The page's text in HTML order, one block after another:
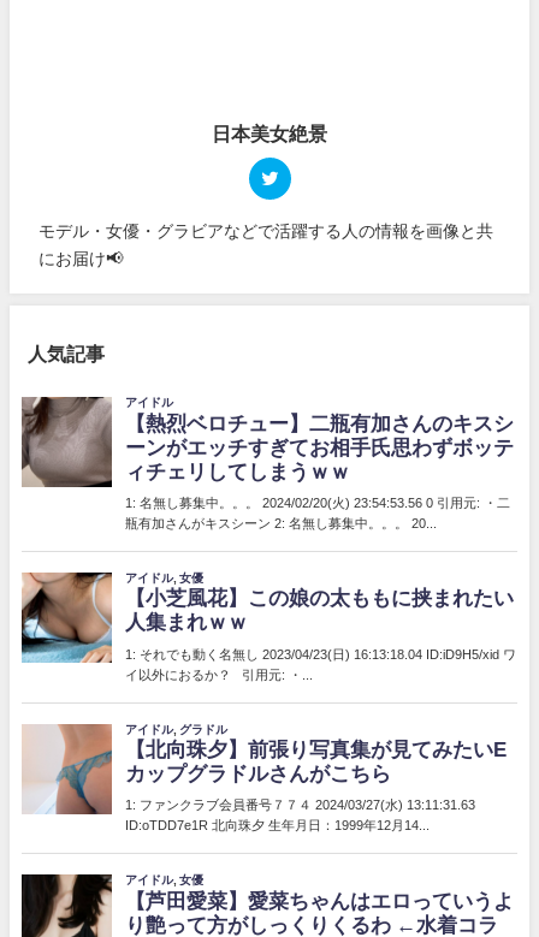
日本美女絶景
モデル・女優・グラビアなどで活躍する人の情報を画像と共
にお届け📢
人気記事